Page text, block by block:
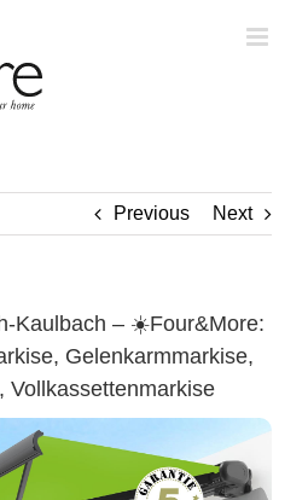
Previous Next
Kaulbach – ☀️Four&More:
Gelenkarmmarkise,
Vollkassettenmarkise